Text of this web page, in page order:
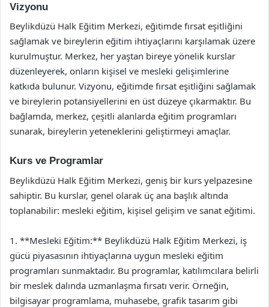
Vizyonu
Beylikdüzü Halk Eğitim Merkezi, eğitimde fırsat eşitliğini
sağlamak ve bireylerin eğitim ihtiyaçlarını karşılamak üzere
kurulmuştur. Merkez, her yaştan bireye yönelik kurslar
düzenleyerek, onların kişisel ve mesleki gelişimlerine
katkıda bulunur. Vizyonu, eğitimde fırsat eşitliğini sağlamak
ve bireylerin potansiyellerini en üst düzeye çıkarmaktır. Bu
bağlamda, merkez, çeşitli alanlarda eğitim programları
sunarak, bireylerin yeteneklerini geliştirmeyi amaçlar.
Kurs ve Programlar
Beylikdüzü Halk Eğitim Merkezi, geniş bir kurs yelpazesine
sahiptir. Bu kurslar, genel olarak üç ana başlık altında
toplanabilir: mesleki eğitim, kişisel gelişim ve sanat eğitimi.
1. **Mesleki Eğitim:** Beylikdüzü Halk Eğitim Merkezi, iş
gücü piyasasının ihtiyaçlarına uygun mesleki eğitim
programları sunmaktadır. Bu programlar, katılımcılara belirli
bir meslek dalında uzmanlaşma fırsatı verir. Örneğin,
bilgisayar programlama, muhasebe, grafik tasarım gibi